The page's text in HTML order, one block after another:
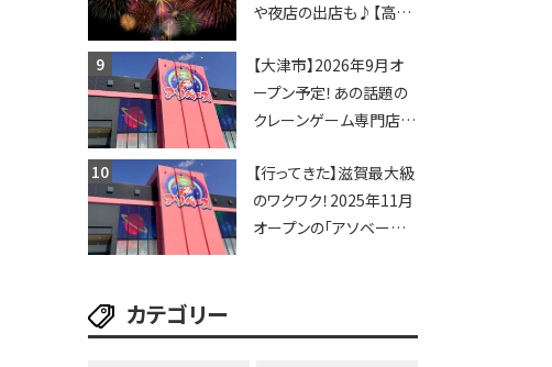
や夜店の出店も♪【高宮
【大津市】2026年9月オ
ープン予定！あの話題の
クレーンゲーム専門店
ってくる！豊郷店に続く滋
賀2店舗目★
【行ってきた】滋賀最大級
のワクワク！2025年11月
オープンの「アソベース
スポット！
カテゴリー